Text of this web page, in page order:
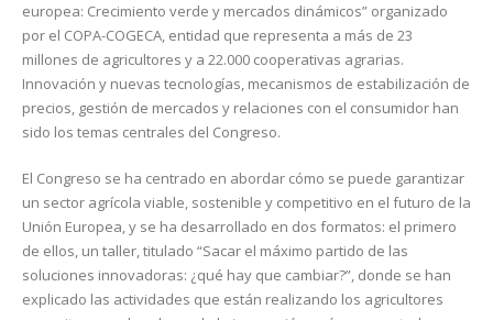
europea: Crecimiento verde y mercados dinámicos” organizado
por el COPA-COGECA, entidad que representa a más de 23
millones de agricultores y a 22.000 cooperativas agrarias.
Innovación y nuevas tecnologías, mecanismos de estabilización de
precios, gestión de mercados y relaciones con el consumidor han
sido los temas centrales del Congreso.
El Congreso se ha centrado en abordar cómo se puede garantizar
un sector agrícola viable, sostenible y competitivo en el futuro de la
Unión Europea, y se ha desarrollado en dos formatos: el primero
de ellos, un taller, titulado “Sacar el máximo partido de las
soluciones innovadoras: ¿qué hay que cambiar?”, donde se han
explicado las actividades que están realizando los agricultores